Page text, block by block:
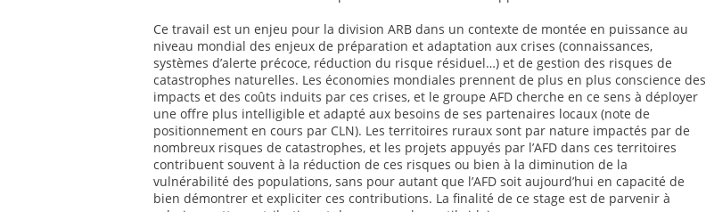
Ce travail est un enjeu pour la division ARB dans un contexte de montée en puissance au
niveau mondial des enjeux de préparation et adaptation aux crises (connaissances,
systèmes d’alerte précoce, réduction du risque résiduel…) et de gestion des risques de
catastrophes naturelles. Les économies mondiales prennent de plus en plus conscience des
impacts et des coûts induits par ces crises, et le groupe AFD cherche en ce sens à déployer
une offre plus intelligible et adapté aux besoins de ses partenaires locaux (note de
positionnement en cours par CLN). Les territoires ruraux sont par nature impactés par de
nombreux risques de catastrophes, et les projets appuyés par l’AFD dans ces territoires
contribuent souvent à la réduction de ces risques ou bien à la diminution de la
vulnérabilité des populations, sans pour autant que l’AFD soit aujourd’hui en capacité de
bien démontrer et expliciter ces contributions. La finalité de ce stage est de parvenir à